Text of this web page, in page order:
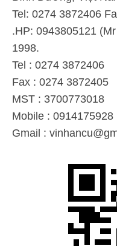
Tel: 0274 3872406
.HP: 0943805121
1998.
Tel : 0274 3872406
Fax : 0274 3872405
MST : 3700773018
Mobile : 0914175928
Gmail :